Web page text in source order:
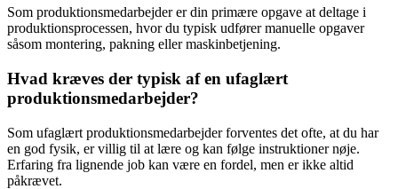
Som produktionsmedarbejder er din primære opgave at deltage i
produktionsprocessen, hvor du typisk udfører manuelle opgaver
såsom montering, pakning eller maskinbetjening.
Hvad kræves der typisk af en ufaglært
produktionsmedarbejder?
Som ufaglært produktionsmedarbejder forventes det ofte, at du har
en god fysik, er villig til at lære og kan følge instruktioner nøje.
Erfaring fra lignende job kan være en fordel, men er ikke altid
påkrævet.